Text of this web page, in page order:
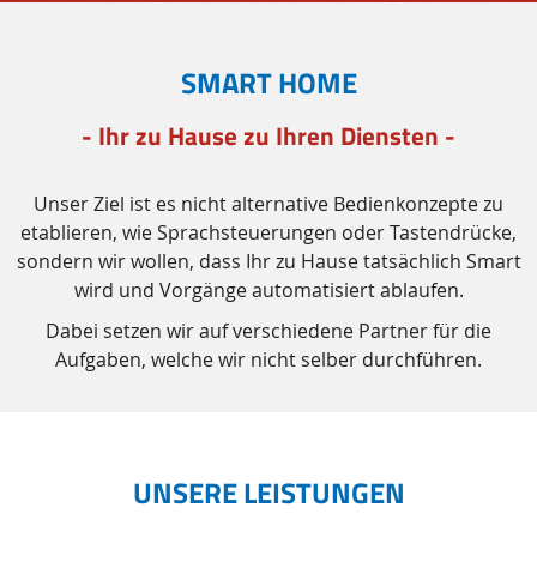
SMART HOME
- Ihr zu Hause zu Ihren Diensten -
Unser Ziel ist es nicht alternative Bedienkonzepte zu
etablieren, wie Sprachsteuerungen oder Tastendrücke,
sondern wir wollen, dass Ihr zu Hause tatsächlich Smart
wird und Vorgänge automatisiert ablaufen.
Dabei setzen wir auf verschiedene Partner für die
Aufgaben, welche wir nicht selber durchführen.
UNSERE LEISTUNGEN